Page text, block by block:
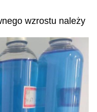
wzrostu należy